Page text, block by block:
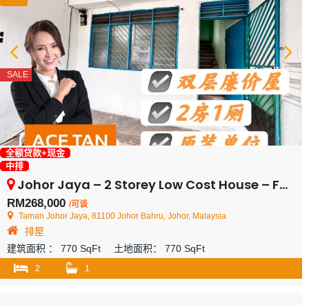
SALE
全额贷款+现金
中排
Johor Jaya – 2 Storey Low Cost House – FOR SALE
RM268,000 /可谈
Taman Johor Jaya, 81100 Johor Bahru, Johor, Malaysia
排屋
建筑面积 ： 770 SqFt 土地面积： 770 SqFt
2 1